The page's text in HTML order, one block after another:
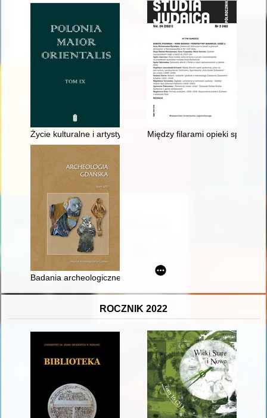
Życie kulturalne i artystyczne żołnierzy Ukraińskiej Armii
Między filarami opieki
Badania archeologiczne w rejonie XVII-wiecznych bastionów
ROCZNIK 2022